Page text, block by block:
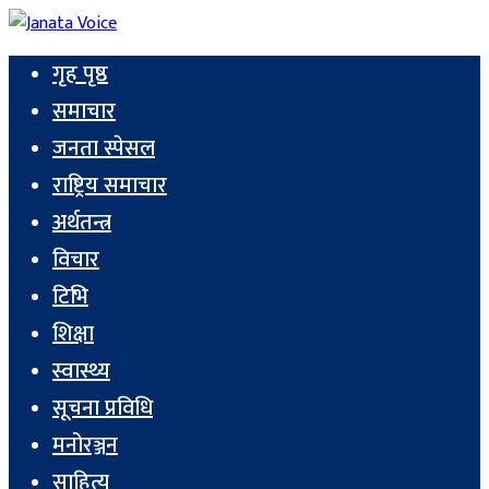
गृह पृष्ठ
समाचार
जनता स्पेसल
राष्ट्रिय समाचार
अर्थतन्त्र
विचार
टिभि
शिक्षा
स्वास्थ्य
सूचना प्रविधि
मनोरञ्जन